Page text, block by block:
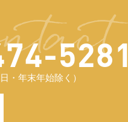
5281
・年末年始除く）